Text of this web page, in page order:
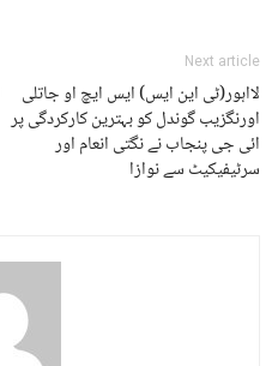
Next article
لااہور(ٹی این ایس) ایس ایچ او جاتلی
اورنگزیب گوندل کو بہترین کارکردگی پر
ائی جی پنجاب نے نگتی انعام اور
سرٹیفیکیٹ سے نوازا